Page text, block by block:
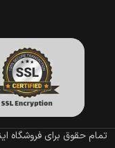
تمام حقوق برای فروشگاه